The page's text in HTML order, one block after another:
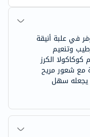
في علبة أنيقة
وتنعيم
الكرز
مع شعور مريح
الصغير (7.4 جرام) يجعله سهل